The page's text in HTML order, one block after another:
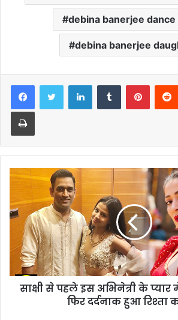
debina banerjee dance
debina banerjee
LinkedInTumblr Pinterest
Print
साक्षी से पहले इस अभिनेत्री के
फिर दर्दनाक हुआ रिश्ता